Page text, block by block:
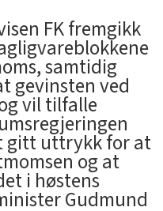
FK fremgikk
samtidig
gevinsten ved
vil tilfalle
gitt uttrykk for at
og at
i høstens
Gudmund